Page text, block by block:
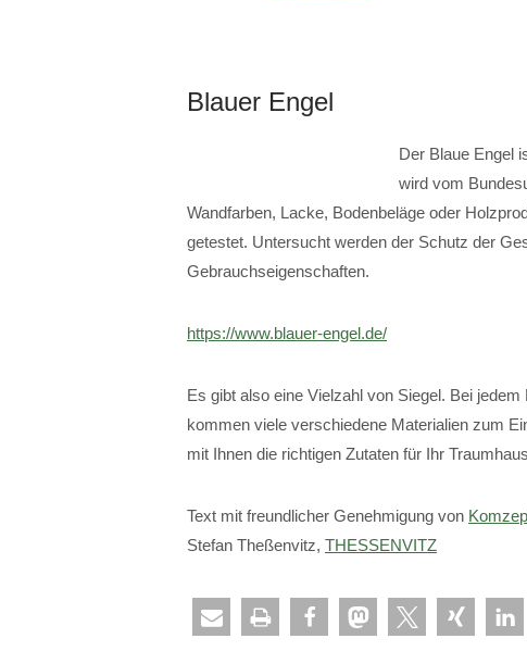
Blauer Engel
Der Blaue Engel
wird vom
Wandfarben, Lacke, Bodenbeläge oder
getestet. Untersucht werden der Schutz der
Gebrauchseigenschaften.
https://www.blauer-engel.de/
Es gibt also eine Vielzahl von Siegel. Bei
kommen viele verschiedene Materialien zum
mit Ihnen die richtigen Zutaten für Ihr
Text mit freundlicher Genehmigung von
Stefan Theßenvitz, THESSENVITZ